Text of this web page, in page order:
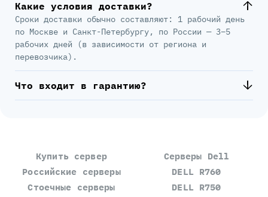
Какие условия доставки?
Сроки доставки обычно составляют: 1 рабочий день
по Москве и Санкт-Петербургу, по России — 3–5
рабочих дней (в зависимости от региона и
перевозчика).
Что входит в гарантию?
Купить сервер
Российские серверы
Стоечные серверы
Серверы Dell
DELL R760
DELL R750